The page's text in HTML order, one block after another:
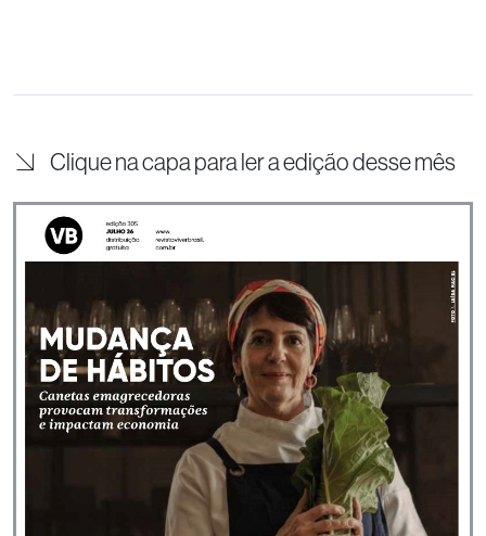
Clique na capa para ler a edição desse mês